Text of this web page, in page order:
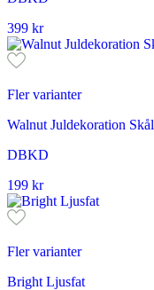
399 kr
Fler varianter
Walnut Juldekoration Skål
DBKD
199 kr
Fler varianter
Bright Ljusfat